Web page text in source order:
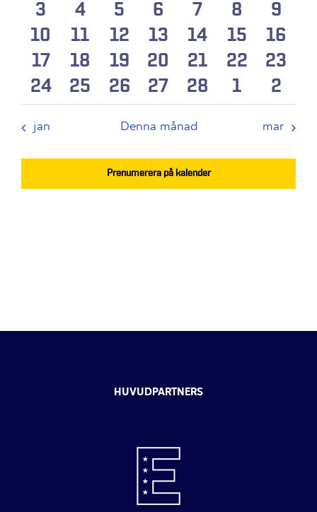
Navigation
evenemang
evenemang
evenemang
evenemang
evenemang
0
evenemang
3
0
evenemang
4
0
evenemang
5
0
evenemang
6
0
evenemang
7
0
8
0
9
0
evenemang
10
0
evenemang
11
0
evenemang
12
0
evenemang
13
0
evenemang
14
0
15
0
16
0
evenemang
17
0
evenemang
18
0
evenemang
19
0
evenemang
20
0
evenemang
21
0
22
0
23
0
24
0
25
0
26
0
27
0
28
0
1
0
2
jan Denna månad mar
Prenumerera på kalender
HUVUDPARTNERS